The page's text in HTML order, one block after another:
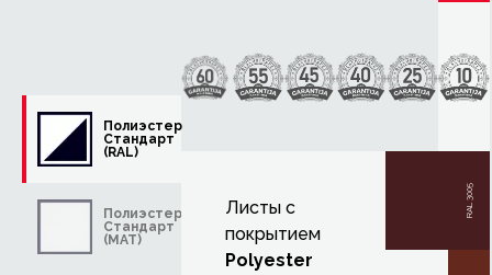
Полиэстер
Стандарт
(RAL)
Полиэстер
Стандарт
(MAT)
RAL 3005
Листы с
покрытием
Polyester